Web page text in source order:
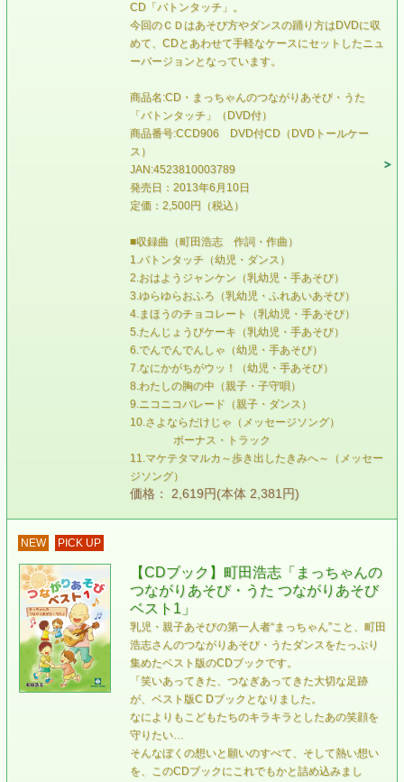
CD「バトンタッチ」。
今回のＣＤはあそび方やダンスの踊り方はDVDに収
めて、CDとあわせて手軽なケースにセットしたニュ
ーバージョンとなっています。
商品名:CD・まっちゃんのつながりあそび・うた
「バトンタッチ」（DVD付）
商品番号:CCD906 DVD付CD（DVDトールケー
ス）
JAN:4523810003789
発売日：2013年6月10日
定価：2,500円（税込）
■収録曲（町田浩志 作詞・作曲）
1.バトンタッチ（幼児・ダンス）
2.おはようジャンケン（乳幼児・手あそび）
3.ゆらゆらおふろ（乳幼児・ふれあいあそび）
4.まほうのチョコレート（乳幼児・手あそび）
5.たんじょうびケーキ（乳幼児・手あそび）
6.でんでんでんしゃ（幼児・手あそび）
7.なにかがちがウッ！（幼児・手あそび）
8.わたしの胸の中（親子・子守唄）
9.ニコニコパレード（親子・ダンス）
10.さよならだけじゃ（メッセージソング）
ボーナス・トラック
11.マケテタマルカ～歩き出したきみへ～（メッセー
ジソング）
価格： 2,619円(本体 2,381円)
NEW PICK UP
【CDブック】町田浩志「まっちゃんの
つながりあそび・うた つながりあそび
ベスト1」
乳児・親子あそびの第一人者“まっちゃん”こと、町田
浩志さんのつながりあそび・うたダンスをたっぷり
集めたベスト版のCDブックです。
「笑いあってきた、つなぎあってきた大切な足跡
が、ベスト版C Dブックとなりました。
なによりもこどもたちのキラキラとしたあの笑顔を
守りたい…
そんなぼくの想いと願いのすべて、そして熱い想い
を、このCDブックにこれでもかと詰め込みまし